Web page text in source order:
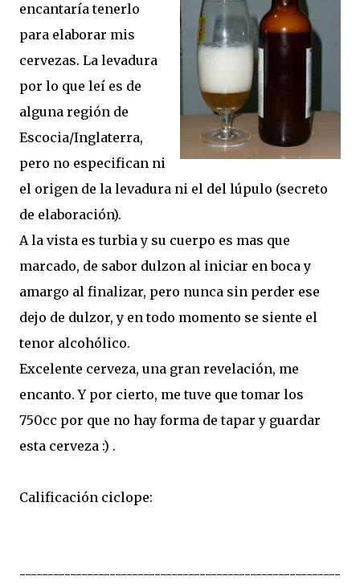
encantaría tenerlo
para elaborar mis
cervezas. La levadura
por lo que leí es de
alguna región de
Escocia/Inglaterra,
pero no especifican ni
el origen de la levadura ni el del lúpulo (secreto
de elaboración).
A la vista es turbia y su cuerpo es mas que
marcado, de sabor dulzon al iniciar en boca y
amargo al finalizar, pero nunca sin perder ese
dejo de dulzor, y en todo momento se siente el
tenor alcohólico.
Excelente cerveza, una gran revelación, me
encanto. Y por cierto, me tuve que tomar los
750cc por que no hay forma de tapar y guardar
esta cerveza :) .
Calificación ciclope:
---------------------------------------------------------